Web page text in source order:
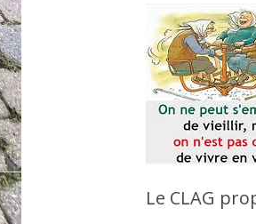
Le CLAG